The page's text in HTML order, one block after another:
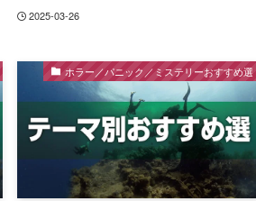
2025-03-26
ホラー／パニック／ミステリーおすすめ選